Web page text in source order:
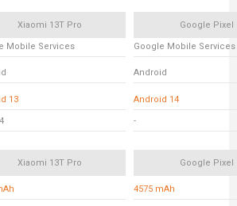
Xiaomi 13T Pro Google Pixel
Mobile Services Google Mobile Services
Android
13 Android 14
-
Xiaomi 13T Pro Google Pixel
4575 mAh